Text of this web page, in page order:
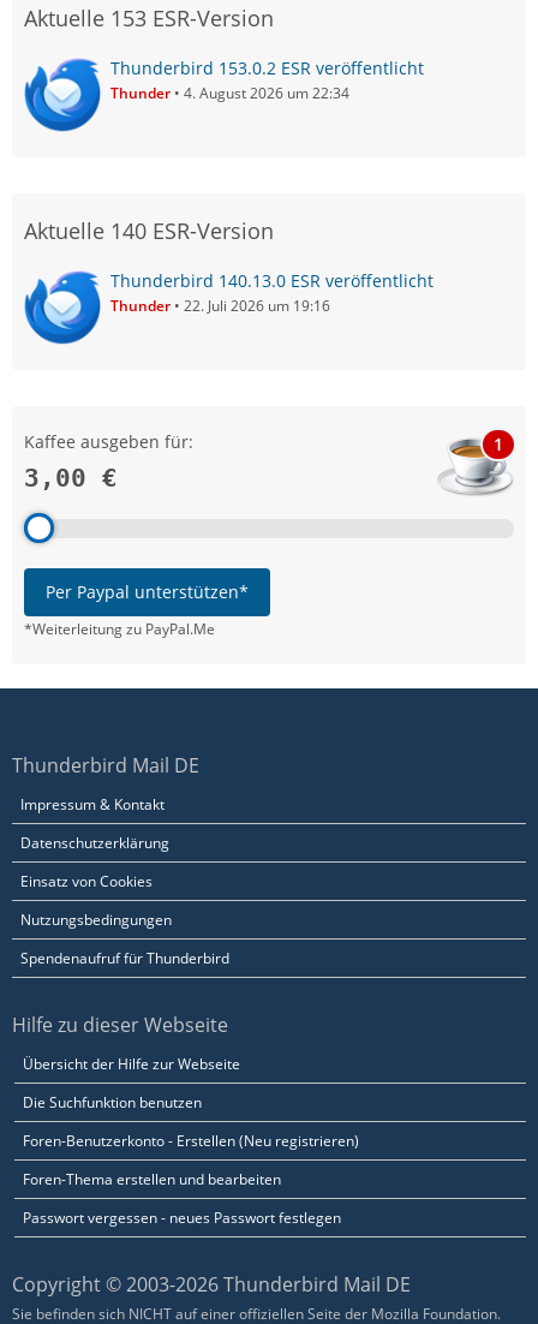
Aktuelle 153 ESR-Version
Thunderbird 153.0.2 ESR veröffentlicht
Thunder 4. August 2026 um 22:34
Aktuelle 140 ESR-Version
Thunderbird 140.13.0 ESR veröffentlicht
Thunder 22. Juli 2026 um 19:16
Kaffee ausgeben für:
3,00 €
1
Per Paypal unterstützen*
*Weiterleitung zu PayPal.Me
Thunderbird Mail DE
Impressum & Kontakt
Datenschutzerklärung
Einsatz von Cookies
Nutzungsbedingungen
Spendenaufruf für Thunderbird
Hilfe zu dieser Webseite
Übersicht der Hilfe zur Webseite
Die Suchfunktion benutzen
Foren-Benutzerkonto - Erstellen (Neu registrieren)
Foren-Thema erstellen und bearbeiten
Passwort vergessen - neues Passwort festlegen
Copyright © 2003-2026 Thunderbird Mail DE
Sie befinden sich NICHT auf einer offiziellen Seite der Mozilla Foundation.